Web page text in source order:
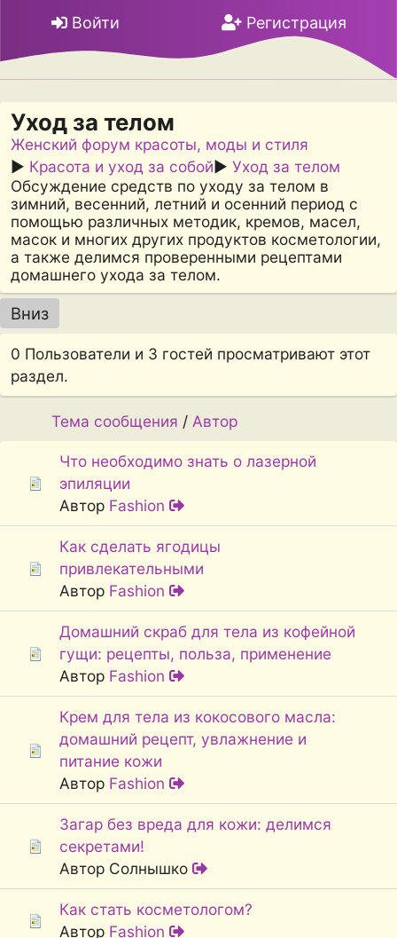
Войти Регистрация
Уход за телом
Женский форум красоты, моды и стиля
► Красота и уход за собой► Уход за телом
Обсуждение средств по уходу за телом в
зимний, весенний, летний и осенний период с
помощью различных методик, кремов, масел,
масок и многих других продуктов косметологии,
а также делимся проверенными рецептами
домашнего ухода за телом.
Вниз
0 Пользователи и 3 гостей просматривают этот
раздел.
Тема сообщения / Автор
Что необходимо знать о лазерной
эпиляции
Автор Fashion
Как сделать ягодицы
привлекательными
Автор Fashion
Домашний скраб для тела из кофейной
гущи: рецепты, польза, применение
Автор Fashion
Крем для тела из кокосового масла:
домашний рецепт, увлажнение и
питание кожи
Автор Fashion
Загар без вреда для кожи: делимся
секретами!
Автор Солнышко
Как стать косметологом?
Автор Fashion